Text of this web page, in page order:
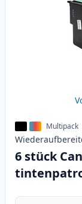
Multipack
6 stück